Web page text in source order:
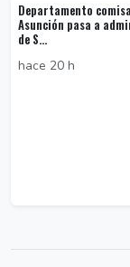
Departamento
Asunción pasa a
de S...
hace 20 h